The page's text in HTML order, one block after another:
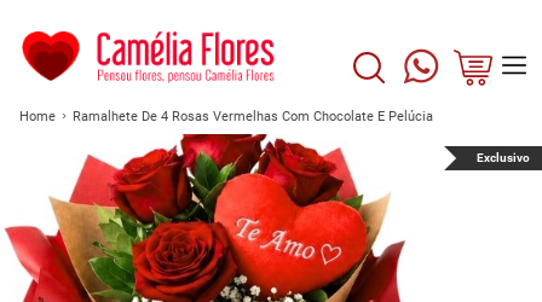
Home Ramalhete De 4 Rosas Vermelhas Com Chocolate E Pelúcia
Exclusivo